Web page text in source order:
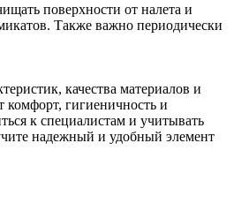
поверхности от налета и
Также важно периодически
качества материалов и
комфорт, гигиеничность и
к специалистам и учитывать
надежный и удобный элемент